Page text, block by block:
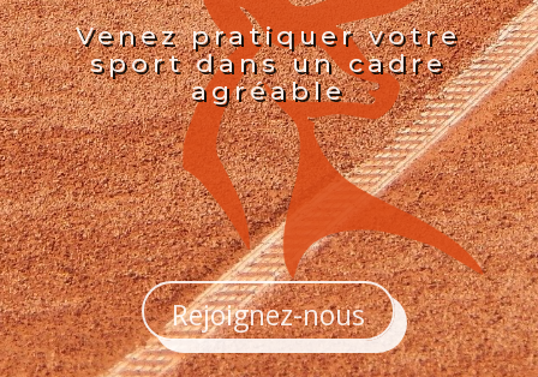
Venez pratiquer votre
sport dans un cadre
agréable
Rejoignez-nous